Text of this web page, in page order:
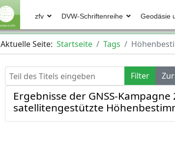
zfv DVW-Schriftenreihe Geodäsie
Aktuelle Seite: Startseite Tags
Teil des Titels eingeben Filter
Ergebnisse der GNSS-
satellitengestützte